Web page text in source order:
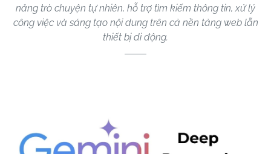
năng trò chuyện tự nhiên, hỗ trợ tìm kiếm thông tin, xử lý
công việc và sáng tạo nội dung trên cả nền tảng web lẫn
thiết bị di động.